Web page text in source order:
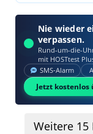
Nie wieder
verpassen.
Rund-um-die-
mit HOSTtest
SMS‑Alarm
Jetzt kostenlos
Weitere 15